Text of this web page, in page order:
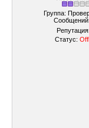
Группа:
Сообщений:
Статус: